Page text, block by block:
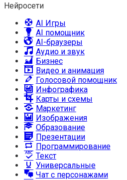
Нейросети
AI Игры
AI помощник
AI-браузеры
Аудио и звук
Бизнес
Видео и анимация
Голосовой помощник
Инфографика
Карты и схемы
Маркетинг
Изображения
Образование
Презентации
Программирование
Текст
Универсальные
Чат с персонажами